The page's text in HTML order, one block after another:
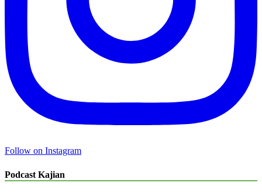
Follow on Instagram
Podcast Kajian